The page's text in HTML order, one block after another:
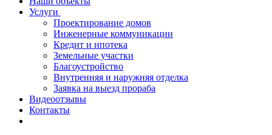
Услуги
Проектирование домов
Инженерные коммуникации
Кредит и ипотека
Земельные участки
Благоустройство
Внутренняя и наружняя отделка
Заявка на выезд прораба
Видеоотзывы
Контакты